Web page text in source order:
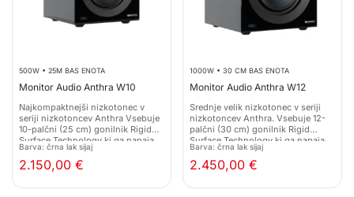
500W • 25M BAS ENOTA
Monitor Audio Anthra W10
Najkompaktnejši nizkotonec v
seriji nizkotoncev Anthra Vsebuje
10-palčni (25 cm) gonilnik Rigid
Surface Technology ki ga napaja
500-vatni ojačevalnik razreda D.
Barva: črna lak sijaj
2.150,00 €
1000W • 30 CM BAS ENOTA
Monitor Audio Anthra W12
Srednje velik nizkotonec v seriji
nizkotoncev Anthra. Vsebuje 12-
palčni (30 cm) gonilnik Rigid
Surface Technology ki ga napaja
1000-vatni ojačevalnik razreda D,
Barva: črna lak sijaj
2.450,00 €